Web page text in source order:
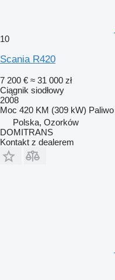
10
Scania R420
7 200 € ≈ 31 000 zł
Ciągnik siodłowy
2008
Moc 420 KM (309 kW) Paliwo
Polska, Ozorków
DOMITRANS
Kontakt z dealerem